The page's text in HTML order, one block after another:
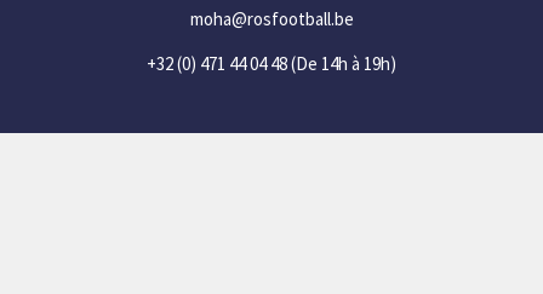
moha@rosfootball.be
+32 (0) 471 44 04 48(De 14h à 19h)